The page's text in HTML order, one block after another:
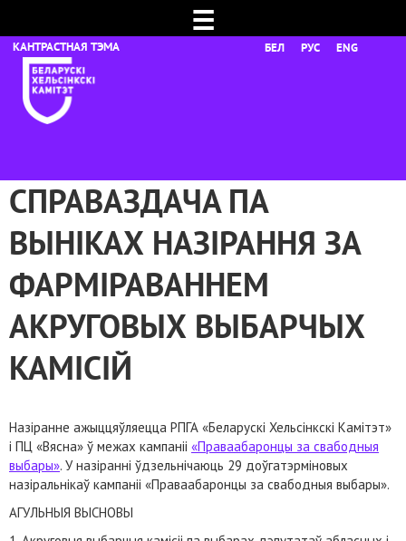
☰
БЕЛ РУС ENG
СПРАВАЗДАЧА ПА
ВЫНІКАХ НАЗІРАННЯ ЗА
ФАРМІРАВАННЕМ
АКРУГОВЫХ ВЫБАРЧЫХ
КАМІСІЙ
Назіранне ажыццяўляецца РПГА «Беларускі Хельсінкскі Камітэт»
і ПЦ «Вясна» ў межах кампаніі «Праваабаронцы за свабодныя
выбары». У назіранні ўдзельнічаюць 29 доўгатэрміновых
назіральнікаў кампаніі «Праваабаронцы за свабодныя выбары».
АГУЛЬНЫЯ ВЫСНОВЫ